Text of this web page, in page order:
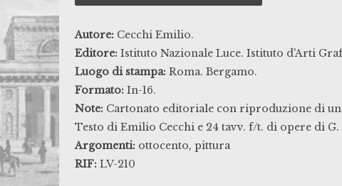
Autore: Cecchi Emilio.
Editore: Istituto Nazionale Luce. Istituto d'Arti
Luogo di stampa: Roma. Bergamo.
Formato: In-16.
Note: Cartonato editoriale con riproduzione di
Testo di Emilio Cecchi e 24 tavv. f/t. di opere di
Argomenti: ottocento, pittura
RIF: LV-210